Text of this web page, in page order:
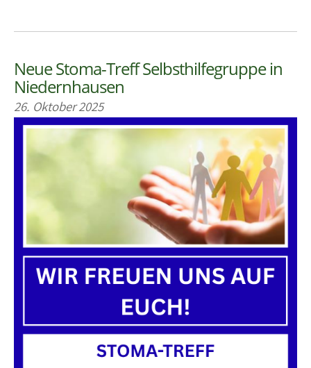
Neue Stoma-Treff Selbsthilfegruppe in
Niedernhausen
26. Oktober 2025